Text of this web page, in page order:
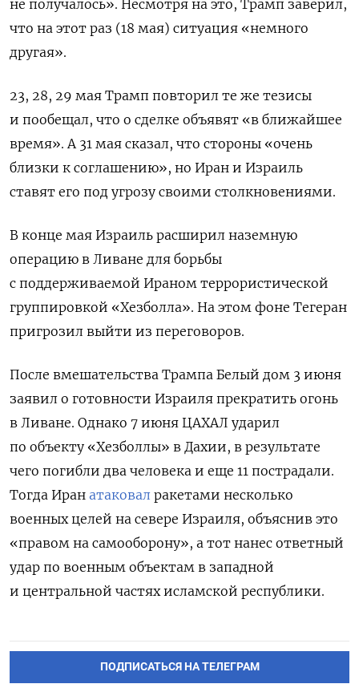
не получалось». Несмотря на это, Трамп заверил,
что на этот раз (18 мая) ситуация «немного
другая».
23, 28, 29 мая Трамп повторил те же тезисы
и пообещал, что о сделке объявят «в ближайшее
время». А 31 мая сказал, что стороны «очень
близки к соглашению», но Иран и Израиль
ставят его под угрозу своими столкновениями.
В конце мая Израиль расширил наземную
операцию в Ливане для борьбы
с поддерживаемой Ираном террористической
группировкой «Хезболла». На этом фоне Тегеран
пригрозил выйти из переговоров.
После вмешательства Трампа Белый дом 3 июня
заявил о готовности Израиля прекратить огонь
в Ливане. Однако 7 июня ЦАХАЛ ударил
по объекту «Хезболлы» в Дахии, в результате
чего погибли два человека и еще 11 пострадали.
Тогда Иран атаковал ракетами несколько
военных целей на севере Израиля, объяснив это
«правом на самооборону», а тот нанес ответный
удар по военным объектам в западной
и центральной частях исламской республики.
ПОДПИСАТЬСЯ НА ТЕЛЕГРАМ